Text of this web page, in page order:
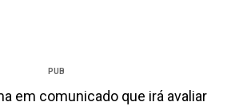
PUB
em comunicado que irá avaliar